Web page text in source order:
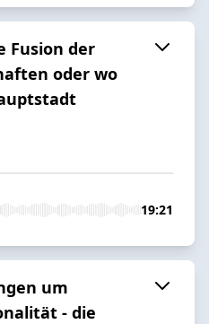
Fusion der
oder wo
19:21
um
- die